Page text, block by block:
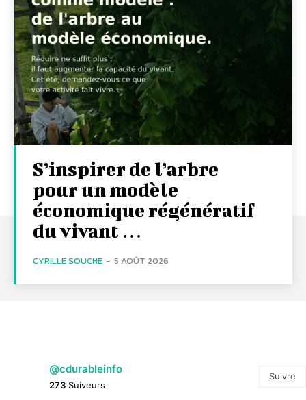
S’inspirer de l’arbre
pour un modèle
économique régénératif
du vivant …
CYRILLE SOUCHE - 5 AOÛT 2026
@cdurableinfo
273 Suiveurs
Suivre